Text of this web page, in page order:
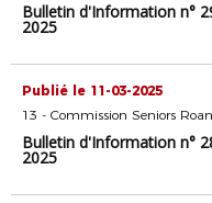
Bulletin d'Information n°
2025
Publié le 11-03-2025
13 - Commission Seniors
Bulletin d'Information n°
2025